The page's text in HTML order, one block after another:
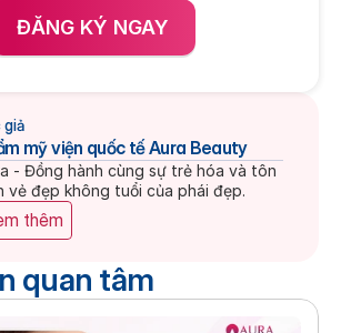
ĐĂNG KÝ NGAY
giả
mỹ viện quốc tế Aura Beauty
- Đồng hành cùng sự trẻ hóa và tôn
vẻ đẹp không tuổi của phái đẹp.
thêm
quan tâm